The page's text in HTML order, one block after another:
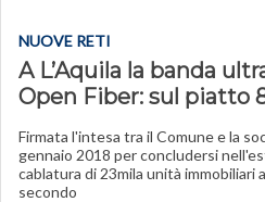
NUOVE RETI
A L’Aquila la banda
Open Fiber: sul piatto
Firmata l'intesa tra il Comune e la
gennaio 2018 per concludersi
cablatura di 23mila unità immobiliari
secondo